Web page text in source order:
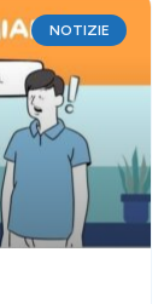
NOTIZIE